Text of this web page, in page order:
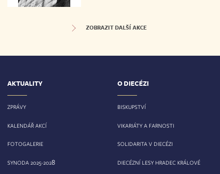
ZOBRAZIT DALŠÍ AKCE
AKTUALITY
ZPRÁVY
KALENDÁŘ AKCÍ
FOTOGALERIE
SYNODA 2025-2028
O DIECÉZI
BISKUPSTVÍ
VIKARIÁTY A FARNOSTI
SOLIDARITA V DIECÉZI
DIECÉZNÍ LESY HRADEC KRÁLOVÉ